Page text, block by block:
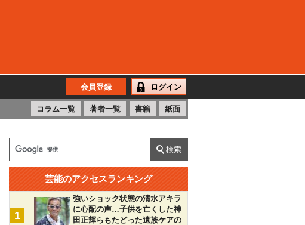
会員登録 ログイン
コラム一覧 著者一覧 書籍 紙面
芸能のアクセスランキング
1
強いショック状態の清水アキラ
に心配の声…子供を亡くした神
田正輝らもたどった遺族ケアの